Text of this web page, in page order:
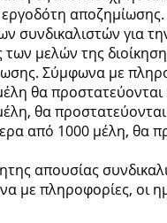
αποζημίωσης.
συνδικαλιστών για
των μελών της
Σύμφωνα με
θα προστατεύονται
θα
από 1000 μέλη, θα
απουσίας
με πληροφορίες, οι